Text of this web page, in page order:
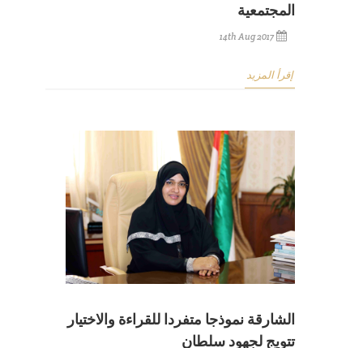
المجتمعية
14th Aug 2017
إقرأ المزيد
الشارقة نموذجا متفردا للقراءة والاختيار
تتويج لجهود سلطان